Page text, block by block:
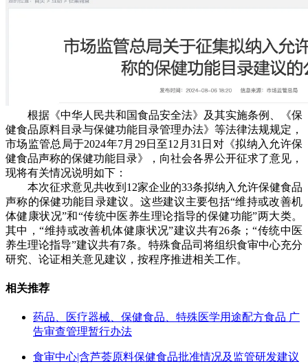
根据《中华人民共和国食品安全法》及其实施条例、《保
健食品原料目录与保健功能目录管理办法》等法律法规规定，
市场监管总局于2024年7月29日至12月31日对《拟纳入允许保
健食品声称的保健功能目录》，向社会各界公开征求了意见，
现将有关情况说明如下：
本次征求意见共收到12家企业的33条拟纳入允许保健食品
声称的保健功能目录建议。这些建议主要包括“维持或改善机
体健康状况”和“传统中医养生理论指导的保健功能”两大类。
其中，“维持或改善机体健康状况”建议共有26条；“传统中医
养生理论指导”建议共有7条。特殊食品司将组织食审中心充分
研究、论证相关意见建议，按程序推进相关工作。
相关推荐
药品、医疗器械、保健食品、特殊医学用途配方食品 广
告审查管理暂行办法
食审中心|含芦荟原料保健食品批准情况及监管研发建议